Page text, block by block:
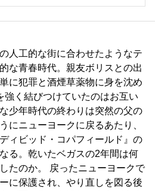
人工的な街に合わせたようなテ
な青春時代。親友ボリスとの出
に犯罪と酒煙草薬物に身を沈め
強く結びつけていたのはお互い
少年時代の終わりは突然の父の
にニューヨークに戻るあたり、
ィビッド・コパフィールド』の
る。乾いたベガスの2年間は何
たのか。 戻ったニューヨークで
に保護され、やり直しを図る後